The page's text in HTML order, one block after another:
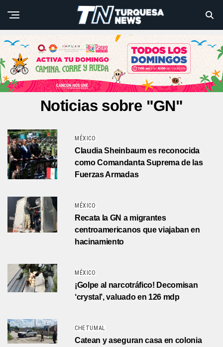
Noticias sobre "GN"
MÉXICO
Claudia Sheinbaum es reconocida
como Comandanta Suprema de las
Fuerzas Armadas
MÉXICO
Recata la GN a migrantes
centroamericanos que viajaban en
hacinamiento
MÉXICO
¡Golpe al narcotráfico! Decomisan
‘crystal’, valuado en 126 mdp
CHETUMAL
Catean y aseguran casa en colonia